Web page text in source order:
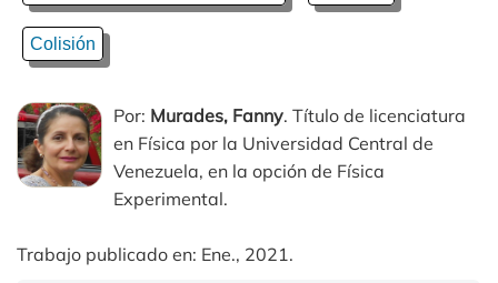
Colisión
Por: Murades, Fanny. Título de licenciatura
en Física por la Universidad Central de
Venezuela, en la opción de Física
Experimental.
Trabajo publicado en: Ene., 2021.